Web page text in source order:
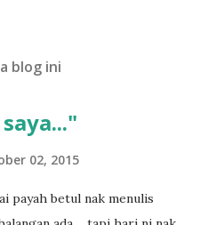
blog ini
02, 2015
payah betul nak menulis